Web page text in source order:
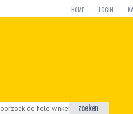
HOME LOGIN
zoeken